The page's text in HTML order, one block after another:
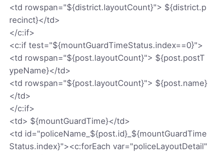
<td rowspan="${district.layoutCount}"> ${district.p
recinct}</td>
</c:if>
<c:if test="${mountGuardTimeStatus.index==0}">
<td rowspan="${post.layoutCount}"> ${post.postT
ypeName}</td>
<td rowspan="${post.layoutCount}"> ${post.name}
</td>
</c:if>
<td> ${mountGuardTime}</td>
<td id="policeName_${post.id}_${mountGuardTime
Status.index}"><c:forEach var="policeLayoutDetail"